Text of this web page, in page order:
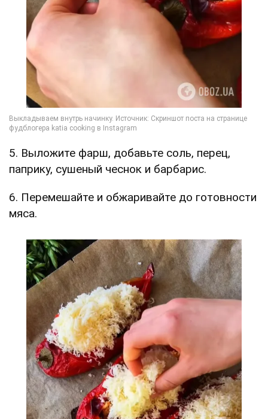
5. Выложите фарш, добавьте соль, перец,
паприку, сушеный чеснок и барбарис.
6. Перемешайте и обжаривайте до готовности
мяса.